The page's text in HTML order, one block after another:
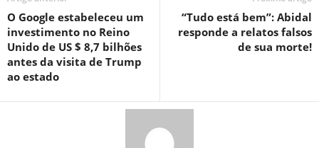
O Google estabeleceu um
investimento no Reino
Unido de US $ 8,7 bilhões
antes da visita de Trump
ao estado
“Tudo está bem”: Abidal
responde a relatos falsos
de sua morte!